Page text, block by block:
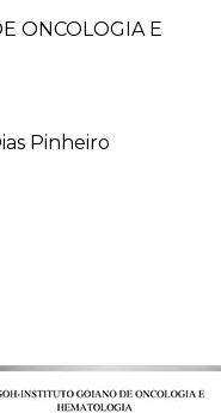
ONCOLOGIA E
Pinheiro